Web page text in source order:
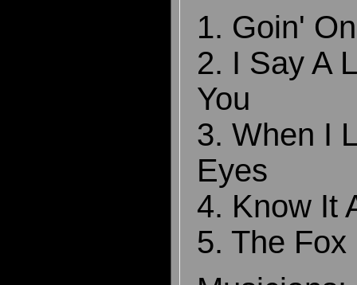
1. Goin'
2. I Say A
You
3. When I
Eyes
4. Know It
5. The Fox